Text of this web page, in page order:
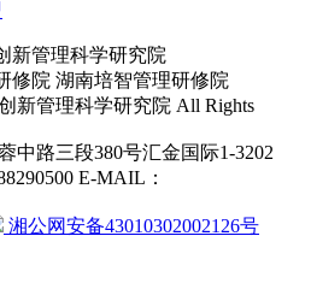
新管理科学研究院
修院 湖南培智管理研修院
新管理科学研究院 All Rights
中路三段380号汇金国际1-3202
E-MAIL：
湘公网安备43010302002126号